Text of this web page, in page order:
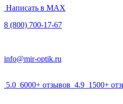
Написать в MAX
8 (800) 700-17-67
info@mir-optik.ru
5.0 6000+ отзывов 4.9 1500+